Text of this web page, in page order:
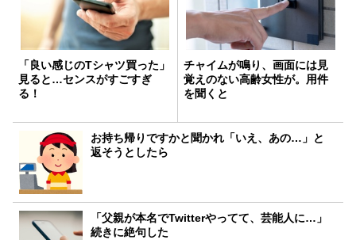
「良い感じのTシャツ買った」
見ると…センスがすごすぎ
る！
チャイムが鳴り、画面には見
覚えのない高齢女性が。用件
を聞くと
お持ち帰りですかと聞かれ「いえ、あの…」と
返そうとしたら
「父親が本名でTwitterやってて、芸能人に…」
続きに絶句した